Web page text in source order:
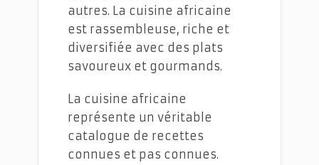
autres. La cuisine africaine
est rassembleuse, riche et
diversifiée avec des plats
savoureux et gourmands.
La cuisine africaine
représente un véritable
catalogue de recettes
connues et pas connues.